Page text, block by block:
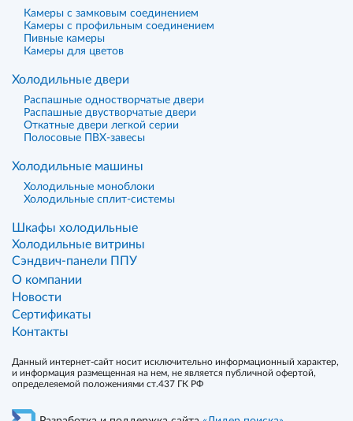
Камеры с замковым соединением
Камеры с профильным соединением
Пивные камеры
Камеры для цветов
Холодильные двери
Распашные одностворчатые двери
Распашные двустворчатые двери
Откатные двери легкой серии
Полосовые ПВХ-завесы
Холодильные машины
Холодильные моноблоки
Холодильные сплит-системы
Шкафы холодильные
Холодильные витрины
Сэндвич-панели ППУ
О компании
Новости
Сертификаты
Контакты
Данный интернет-сайт носит исключительно информационный характер,
и информация размещенная на нем, не является публичной офертой,
определеяемой положениями ст.437 ГК РФ